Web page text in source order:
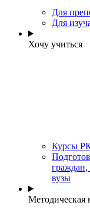
Для
Для
Хочу учиться
Курсы
вузы
Методическая